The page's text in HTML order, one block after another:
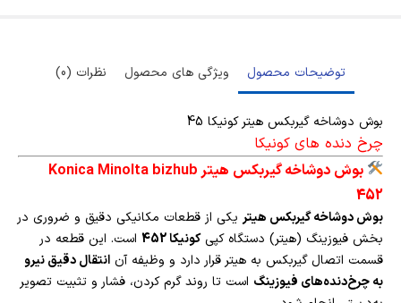
توضیحات محصول ویژگی های محصول نظرات (0)
بوش دوشاخه گیربکس هیتر کونیکا 45
چرخ دنده های کونیکا
بوش دوشاخه گیربکس هیتر Konica Minolta bizhub
452
بوش دوشاخه گیربکس هیتر یکی از قطعات مکانیکی دقیق و ضروری در
بخش فیوزینگ (هیتر) دستگاه کپیکونیکا 452
است. این قطعه در
قسمت اتصال گیربکس به هیتر قرار دارد و وظیفه آن انتقال دقیق نیرو
به چرخ‌دنده‌های فیوزینگ است تا روند گرم کردن، فشار و تثبیت تصویر